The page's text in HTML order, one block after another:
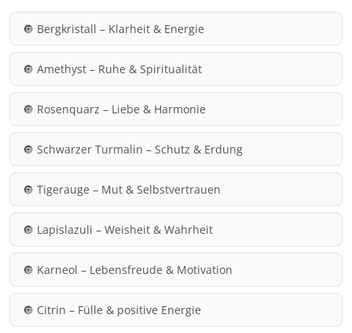
🔘 Bergkristall – Klarheit & Energie
🔘 Amethyst – Ruhe & Spiritualität
🔘 Rosenquarz – Liebe & Harmonie
🔘 Schwarzer Turmalin – Schutz & Erdung
🔘 Tigerauge – Mut & Selbstvertrauen
🔘 Lapislazuli – Weisheit & Wahrheit
🔘 Karneol – Lebensfreude & Motivation
🔘 Citrin – Fülle & positive Energie